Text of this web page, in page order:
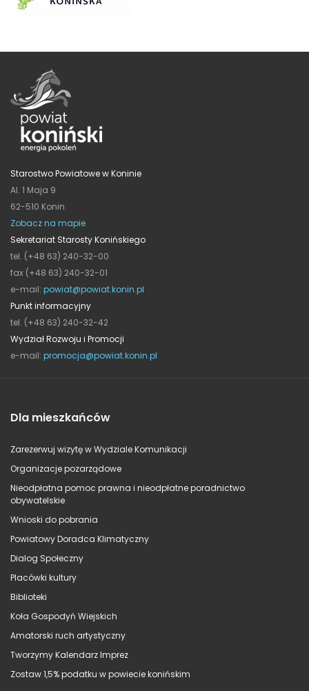
Starostwo Powiatowe w Koninie
Al. 1 Maja 9
62-510 Konin
Zobacz na mapie
Sekretariat Starosty Konińskiego
tel. (+48 63) 240-32-00
fax (+48 63) 240-32-01
e-mail: powiat@powiat.konin.pl
Punkt informacyjny
tel. (+48 63) 240-32-42
Wydział Rozwoju i Promocji
e-mail: promocja@powiat.konin.pl
Dla mieszkańców
Zarezerwuj wizytę w Wydziale Komunikacji
Organizacje pozarządowe
Nieodpłatna pomoc prawna i nieodpłatne poradnictwo
obywatelskie
Wnioski do pobrania
Powiatowy Doradca Klimatyczny
Dialog Społeczny
Placówki kultury
Biblioteki
Koła Gospodyń Wiejskich
Amatorski ruch artystyczny
Tworzymy Kalendarz Imprez
Zostaw 1,5% podatku w powiecie konińskim